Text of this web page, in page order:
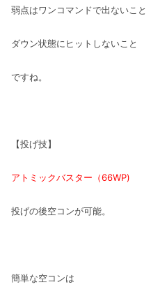
弱点はワンコマンドで出ないこと
ダウン状態にヒットしないこと
ですね。
【投げ技】
アトミックバスター（66WP)
投げの後空コンが可能。
簡単な空コンは